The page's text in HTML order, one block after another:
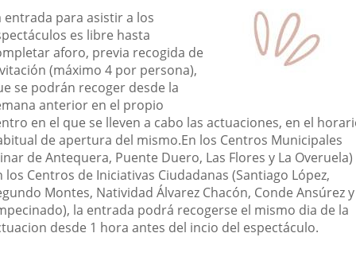
entrada para asistir a los
es libre hasta
aforo, previa recogida de
(máximo 4 por persona),
se podrán recoger desde la
anterior en el propio
en el que se lleven a cabo las actuaciones, en el
de apertura del mismo.En los Centros Municipales
de Antequera, Puente Duero, Las Flores y La Overuela)
los Centros de Iniciativas Ciudadanas (Santiago López,
Montes, Natividad Álvarez Chacón, Conde Ansúrez y
la entrada podrá recogerse el mismo dia de la
desde 1 hora antes del incio del espectáculo.